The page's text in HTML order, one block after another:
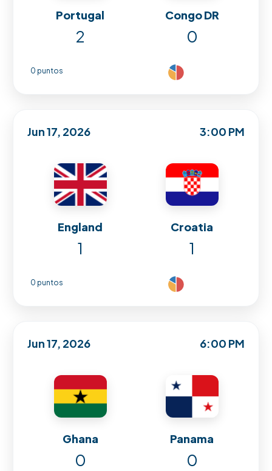
Portugal Congo DR
2 0
0 puntos
Jun 17, 2026 3:00 PM
England Croatia
1 1
0 puntos
Jun 17, 2026 6:00 PM
Ghana Panama
0 0